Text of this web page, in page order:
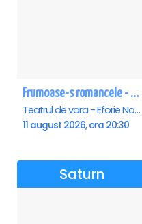
Frumoase-s romancele - Eforie Nord
Teatrul de vara - Eforie Nord, Eforie-Nord
11 august 2026, ora 20:30
Saturn